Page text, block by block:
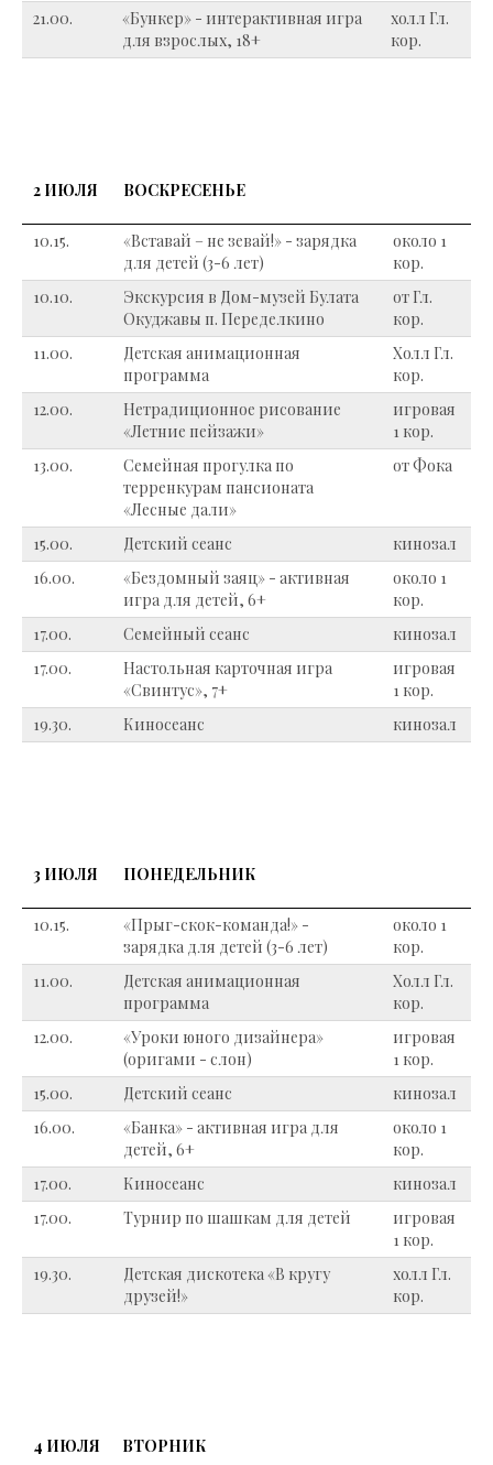
21.00.
«Бункер» - интерактивная игра
для взрослых, 18+
холл Гл.
кор.
2 ИЮЛЯ ВОСКРЕСЕНЬЕ
10.15.
«Вставай – не зевай!» - зарядка
для детей (3-6 лет)
около 1
кор.
10.10.
Экскурсия в Дом-музей Булата
Окуджавы п. Переделкино
от Гл.
кор.
11.00.
Детская анимационная
программа
Холл Гл.
кор.
12.00.
Нетрадиционное рисование
«Летние пейзажи»
игровая
1 кор.
13.00.
Семейная прогулка по
терренкурам пансионата
«Лесные дали»
от Фока
15.00. Детский сеанс
кинозал
16.00.
«Бездомный заяц» - активная
игра для детей, 6+
около 1
кор.
17.00.
Семейный сеанс
кинозал
17.00.
Настольная карточная игра
«Свинтус», 7+
игровая
1 кор.
19.30.
Киносеанс кинозал
3 ИЮЛЯ ПОНЕДЕЛЬНИК
10.15.
«Прыг-скок-команда!» -
зарядка для детей (3-6 лет)
около 1
кор.
11.00.
Детская анимационная
программа
Холл Гл.
кор.
12.00.
«Уроки юного дизайнера»
(оригами - слон)
игровая
1 кор.
15.00.
Детский сеанс
кинозал
16.00.
«Банка» - активная игра для
детей, 6+
около 1
кор.
17.00.
Киносеанс
кинозал
17.00.
Турнир по шашкам для детей
игровая
1 кор.
19.30.
Детская дискотека «В кругу
друзей!»
холл Гл.
кор.
4 ИЮЛЯ ВТОРНИК